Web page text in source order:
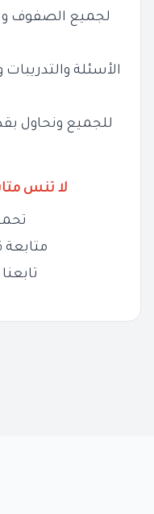
لجميع الصفوف
الأسئلة
للجميع ونحاول
لا تنس
متابعة